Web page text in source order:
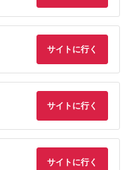
サイトに行く
サイトに行く
サイトに行く